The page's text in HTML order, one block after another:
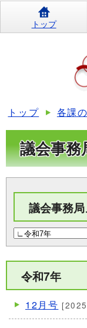
トップ
トップ 各課
議会事務
議会事務
令和7年
12月号